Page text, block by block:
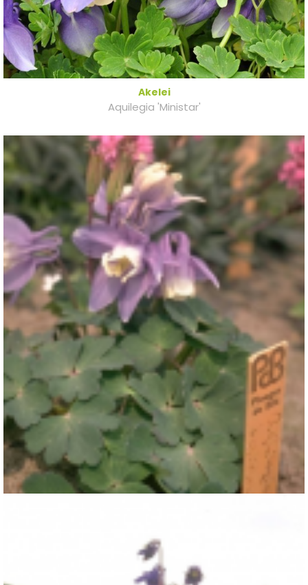
Akelei
Aquilegia 'Ministar'
Akelei
Aquilegia flabellata 'Ministar'